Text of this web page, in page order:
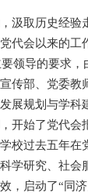
汲取历史经验
代会以来的工
领导的要求，
传部、党委教
展规划与学科
开始了党代会
校过去五年在
学研究、社会
，启动了“同